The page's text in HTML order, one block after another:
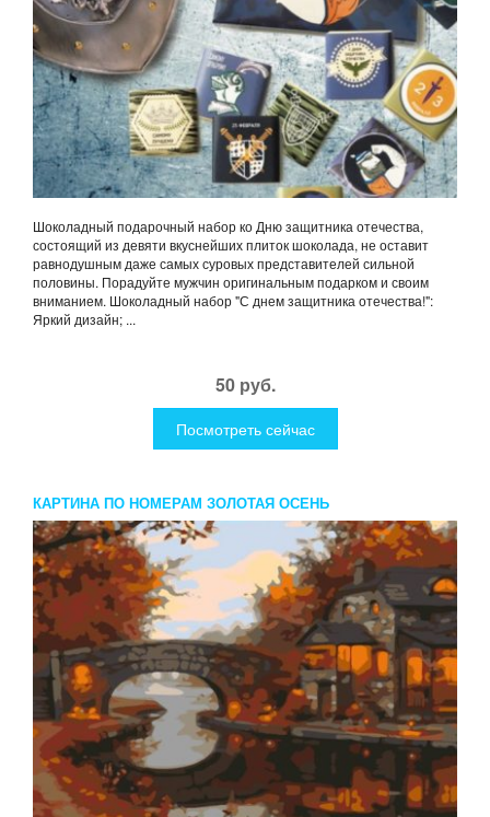
Шоколадный подарочный набор ко Дню защитника отечества,
состоящий из девяти вкуснейших плиток шоколада, не оставит
равнодушным даже самых суровых представителей сильной
половины. Порадуйте мужчин оригинальным подарком и своим
вниманием. Шоколадный набор "С днем защитника отечества!":
Яркий дизайн; ...
50 руб.
Посмотреть сейчас
КАРТИНА ПО НОМЕРАМ ЗОЛОТАЯ ОСЕНЬ